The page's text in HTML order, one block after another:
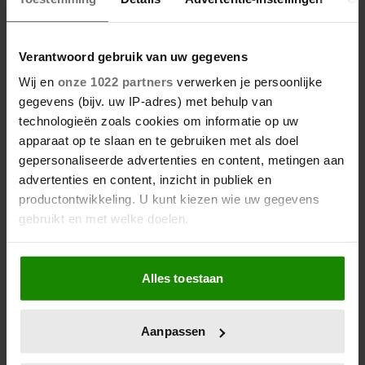
Verantwoord gebruik van uw gegevens
Wij en onze 1022 partners verwerken je persoonlijke
gegevens (bijv. uw IP-adres) met behulp van
technologieën zoals cookies om informatie op uw
apparaat op te slaan en te gebruiken met als doel
gepersonaliseerde advertenties en content, metingen aan
advertenties en content, inzicht in publiek en
productontwikkeling. U kunt kiezen wie uw gegevens
gebruikt en met welke doelen.
Als u het toestaat, willen we ook graag:
Informatie verzamelen over uw geografische
locatie, die tot een paar meter nauwkeurig kan zijn
scannen op specifieke eigenschappen (fingerprinting)
Alles toestaan
Aanpassen
5 augustus 2026
PRINSES IRENE 87 JAAR: DE
ORANJE DIE ALTIJD HAAR
EIGEN PAD KOOS